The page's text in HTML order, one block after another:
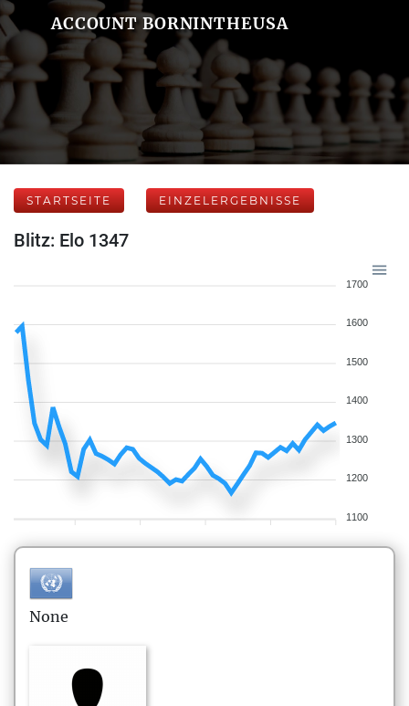
ACCOUNT BORNINTHEUSA
STARTSEITE EINZELERGEBNISSE
Blitz: Elo 1347
1700
1600
1500
1400
1300
1200
1100
None